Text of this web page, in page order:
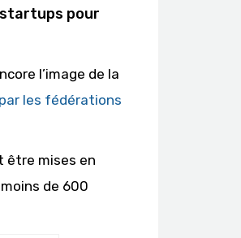
pour
l’image de la
les fédérations
être mises en
de 600